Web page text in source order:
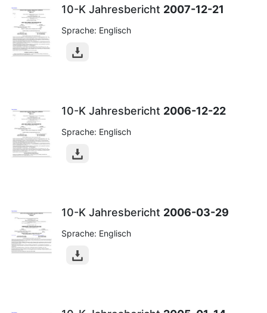
10-K Jahresbericht 2007-12-21
Sprache: Englisch
10-K Jahresbericht 2006-12-22
Sprache: Englisch
10-K Jahresbericht 2006-03-29
Sprache: Englisch